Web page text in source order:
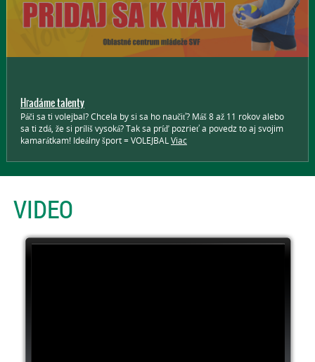
Hľadáme talenty
Páči sa ti volejbal? Chcela by si sa ho naučiť? Máš 8 až 11 rokov alebo
sa ti zdá, že si príliš vysoká? Tak sa príď pozrieť a povedz to aj svojim
kamarátkam! Ideálny šport = VOLEJBALViac
VIDEO